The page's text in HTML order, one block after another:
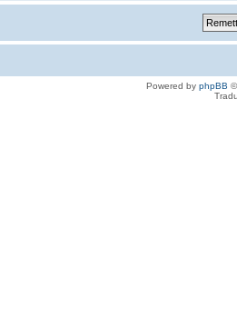
Powered by phpBB